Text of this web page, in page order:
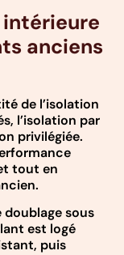
intérieure
anciens
de l’isolation
l’isolation par
privilégiée.
tout en
doublage sous
est logé
puis